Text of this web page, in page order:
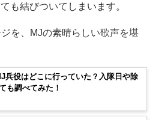
も結びついてしまいます。
ジを、MJの素晴らしい歌声を堪
兵役はどこに行っていた？入隊日や除
も調べてみた！